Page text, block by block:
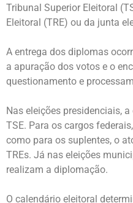
Tribunal Superior Eleitoral
Eleitoral (TRE) ou da junta
A entrega dos diplomas
a apuração dos votos e o
questionamento e
Nas eleições presidenciais,
TSE. Para os cargos
como para os suplentes, o
TREs. Já nas eleições
realizam a diplomação.
O calendário eleitoral